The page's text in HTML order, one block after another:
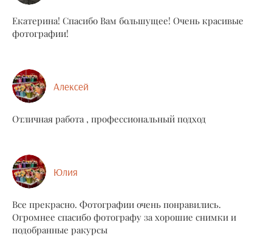
Екатерина! Спасибо Вам большущее! Очень красивые
фотографии!
Алексей
Отличная работа , профессиональный подход
Юлия
Все прекрасно. Фотографии очень понравились.
Огромнее спасибо фотографу за хорошие снимки и
подобранные ракурсы